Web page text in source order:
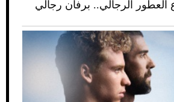
العطور الرجالي.. برفان رجالي